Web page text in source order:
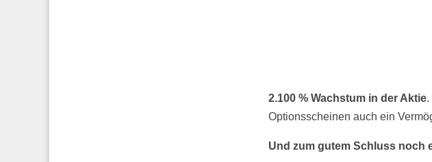
2.100 % Wachstum in der Aktie.
Optionsscheinen auch ein
Und zum gutem Schluss noch